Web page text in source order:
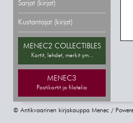
Sarjat (kirjat)
Kustantajat (kirjat)
MENEC2 COLLECTIBLES
Kortit, lehdet, merkit ym...
MENEC3
Postikortit ja filatelia
© Antikvaarinen kirjakauppa Menec /